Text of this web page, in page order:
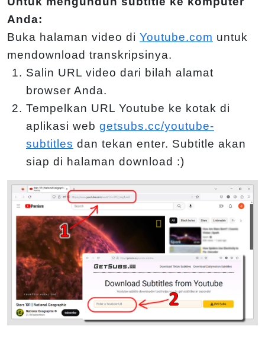
Anda:
Buka halaman video di Youtube.com untuk
mendownload transkripsinya.
Salin URL video dari bilah alamat
browser Anda.
Tempelkan URL Youtube ke kotak di
aplikasi web getsubs.cc/youtube-
subtitles dan tekan enter. Subtitle akan
siap di halaman download :)